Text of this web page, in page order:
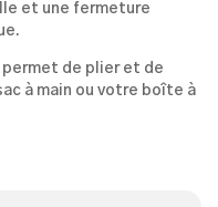
et une fermeture
permet de plier et de
à main ou votre boîte à